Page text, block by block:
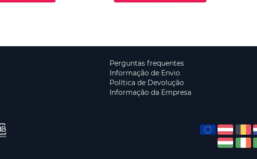
Perguntas frequentes
Informação de Envio
Política de Devolução
Informação da Empresa